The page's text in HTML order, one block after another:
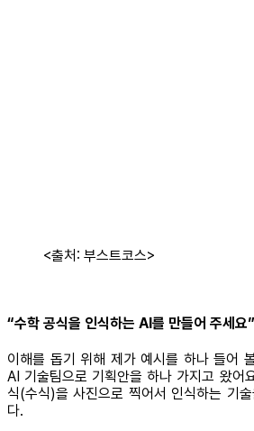
<출처: 부스트코스>
“수학 공식을 인식하는 AI를 만들어 주세요”
이해를 돕기 위해 제가 예시를 하나 들어
AI 기술팀으로 기획안을 하나 가지고 왔어
식(수식)을 사진으로 찍어서 인식하는 기술
다.